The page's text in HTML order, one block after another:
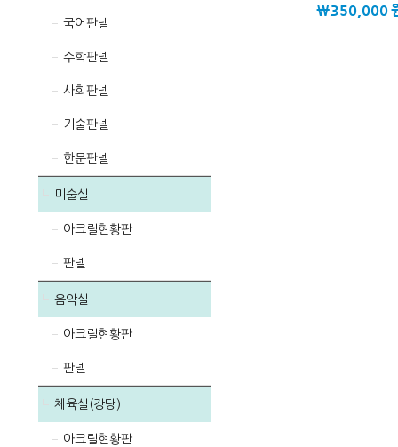
국어판넬
수학판넬
사회판넬
기술판넬
한문판넬
미술실
아크릴현황판
판넬
음악실
아크릴현황판
판넬
체육실(강당)
아크릴현황판
\350,000